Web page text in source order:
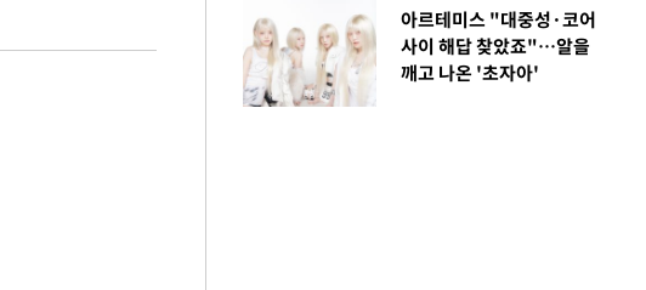
아르테미스 "대중성·코어
사이 해답 찾았죠"…알을
깨고 나온 '초자아'